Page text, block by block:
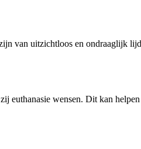
van uitzichtloos en ondraaglijk
euthanasie wensen. Dit kan